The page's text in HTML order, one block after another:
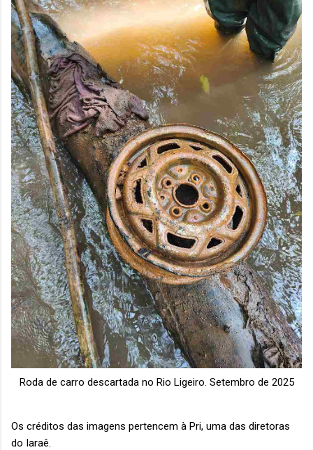
Roda de carro descartada no Rio Ligeiro. Setembro de 2025
Os créditos das imagens pertencem à Pri, uma das diretoras
do Iaraê.